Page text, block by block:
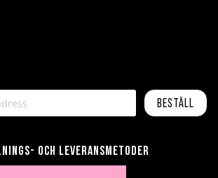
Beställ
och leveransmetoder